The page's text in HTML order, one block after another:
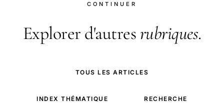
CONTINUER
Explorer d'autresrubriques.
TOUS LES ARTICLES
INDEX THÉMATIQUE RECHERCHE